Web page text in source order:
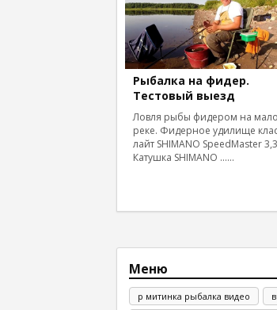
Рыбалка на фидер.
Тестовый выезд
Ловля рыбы фидером на
реке. Фидерное удилище
лайт SHIMANO SpeedMaster
Катушка SHIMANO ......
Меню
р митинка рыбалка видео